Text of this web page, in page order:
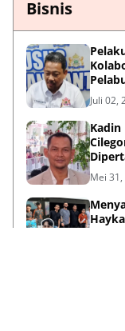
Bisnis
Juli 02,
Mei